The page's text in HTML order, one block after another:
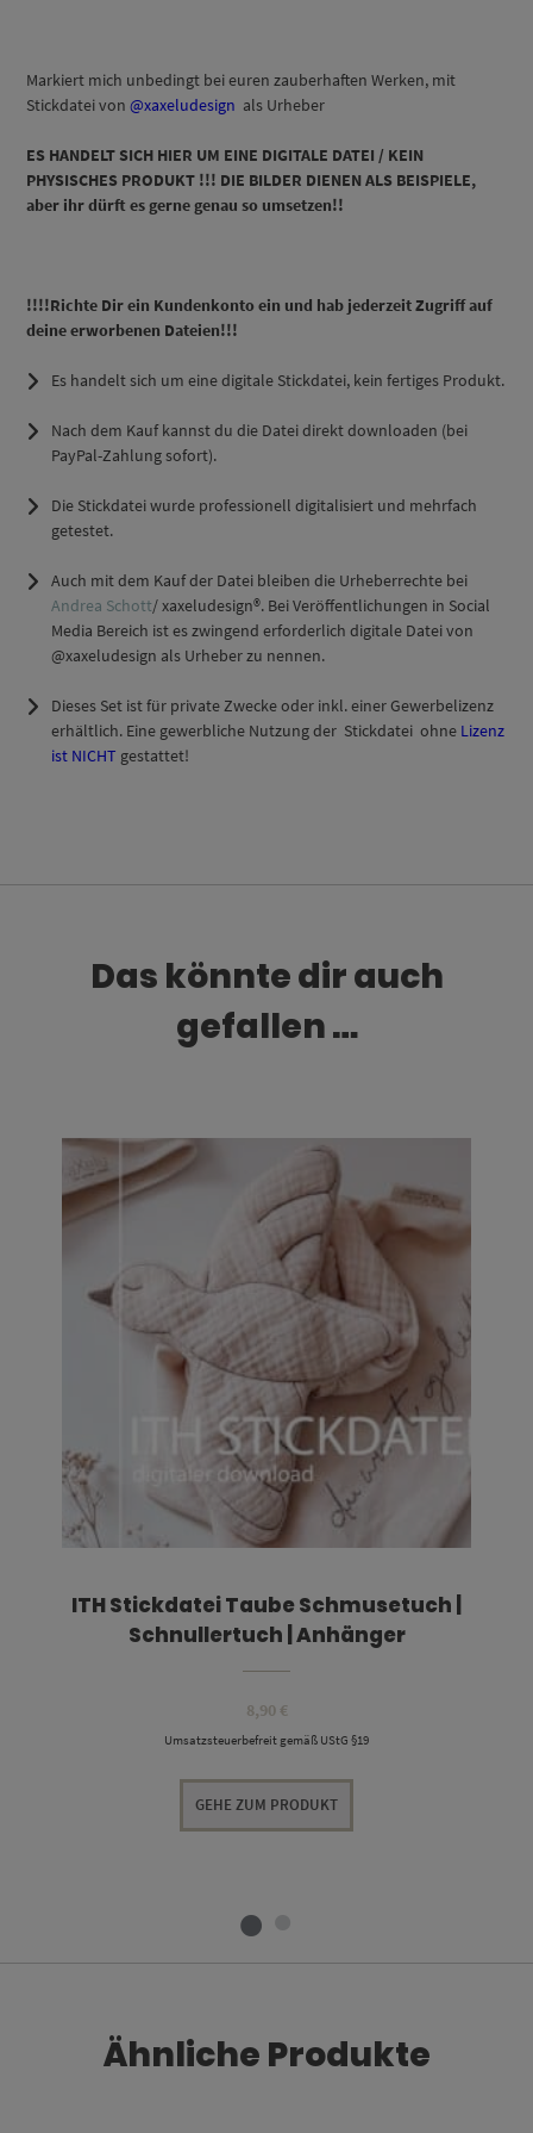
Markiert mich unbedingt bei euren zauberhaften Werken, mit
Stickdatei von@xaxeludesign als Urheber
ES HANDELT SICH HIER UM EINE DIGITALE DATEI / KEIN
PHYSISCHES PRODUKT !!! DIE BILDER DIENEN ALS BEISPIELE,
aber ihr dürft es gerne genau so umsetzen!!
!!!!Richte Dir ein Kundenkonto ein und hab jederzeit Zugriff auf
deine erworbenen Dateien!!!
Es handelt sich um einedigitale Stickdatei, kein fertiges Produkt.
Nach dem Kauf kannst du die Datei direkt downloaden (bei
PayPal-Zahlung sofort).
Die Stickdatei wurde professionell digitalisiert und mehrfach
getestet.
Auch mit dem Kauf der Datei bleiben die Urheberrechte bei
Andrea Schott/ xaxeludesign®. Bei Veröffentlichungen in Social
Media Bereich ist es zwingend erforderlich digitale Datei von
@xaxeludesign als Urheber zu nennen.
Dieses Set ist für private Zwecke oder inkl. einer Gewerbelizenz
erhältlich. Eine gewerbliche Nutzung der Stickdatei ohne Lizenz
ist NICHT gestattet!
Das könnte dir auch
gefallen …
ITH Stickdatei Taube Schmusetuch |
Schnullertuch | Anhänger
8,90 €
Umsatzsteuerbefreit gemäß UStG §19
GEHE ZUM PRODUKT
Ähnliche Produkte